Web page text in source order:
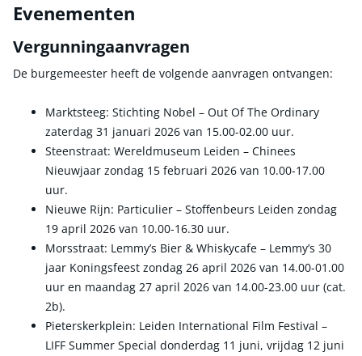
Evenementen
Vergunningaanvragen
De burgemeester heeft de volgende aanvragen ontvangen:
Marktsteeg: Stichting Nobel – Out Of The Ordinary
zaterdag 31 januari 2026 van 15.00-02.00 uur.
Steenstraat: Wereldmuseum Leiden – Chinees
Nieuwjaar zondag 15 februari 2026 van 10.00-17.00
uur.
Nieuwe Rijn: Particulier – Stoffenbeurs Leiden zondag
19 april 2026 van 10.00-16.30 uur.
Morsstraat: Lemmy’s Bier & Whiskycafe – Lemmy’s 30
jaar Koningsfeest zondag 26 april 2026 van 14.00-01.00
uur en maandag 27 april 2026 van 14.00-23.00 uur (cat.
2b).
Pieterskerkplein: Leiden International Film Festival –
LIFF Summer Special donderdag 11 juni, vrijdag 12 juni